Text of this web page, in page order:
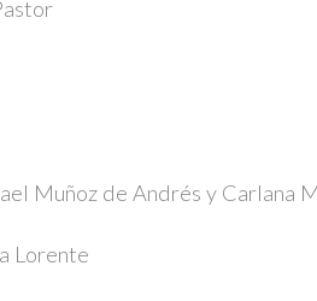
Muñoz de Andrés y Carlana
Lorente